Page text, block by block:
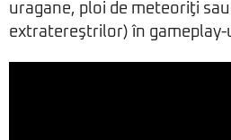
uragane, ploi de meteoriţi
extratereştrilor) în gameplay-